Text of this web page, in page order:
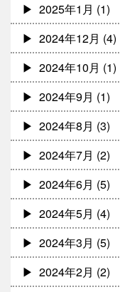
2025年1月 (1)
2024年12月 (4)
2024年10月 (1)
2024年9月 (1)
2024年8月 (3)
2024年7月 (2)
2024年6月 (5)
2024年5月 (4)
2024年3月 (5)
2024年2月 (2)